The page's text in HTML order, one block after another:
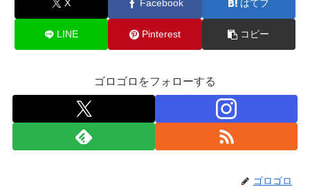
X Facebook はてブ
LINE Pinterest コピー
ゴロゴロをフォローする
ゴロゴロ